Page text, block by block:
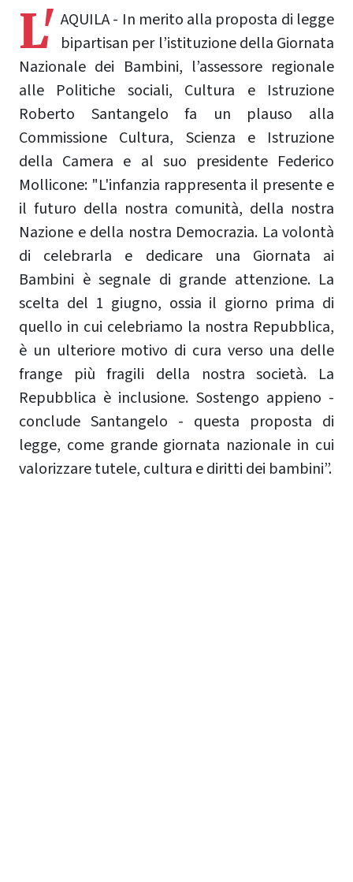
L' AQUILA - In merito alla proposta di legge
bipartisan per l’istituzione della Giornata
Nazionale dei Bambini, l’assessore regionale
alle Politiche sociali, Cultura e Istruzione
Roberto Santangelo fa un plauso alla
Commissione Cultura, Scienza e Istruzione
della Camera e al suo presidente Federico
Mollicone: "L'infanzia rappresenta il presente e
il futuro della nostra comunità, della nostra
Nazione e della nostra Democrazia. La volontà
di celebrarla e dedicare una Giornata ai
Bambini è segnale di grande attenzione. La
scelta del 1 giugno, ossia il giorno prima di
quello in cui celebriamo la nostra Repubblica,
è un ulteriore motivo di cura verso una delle
frange più fragili della nostra società. La
Repubblica è inclusione. Sostengo appieno -
conclude Santangelo - questa proposta di
legge, come grande giornata nazionale in cui
valorizzare tutele, cultura e diritti dei bambini”.